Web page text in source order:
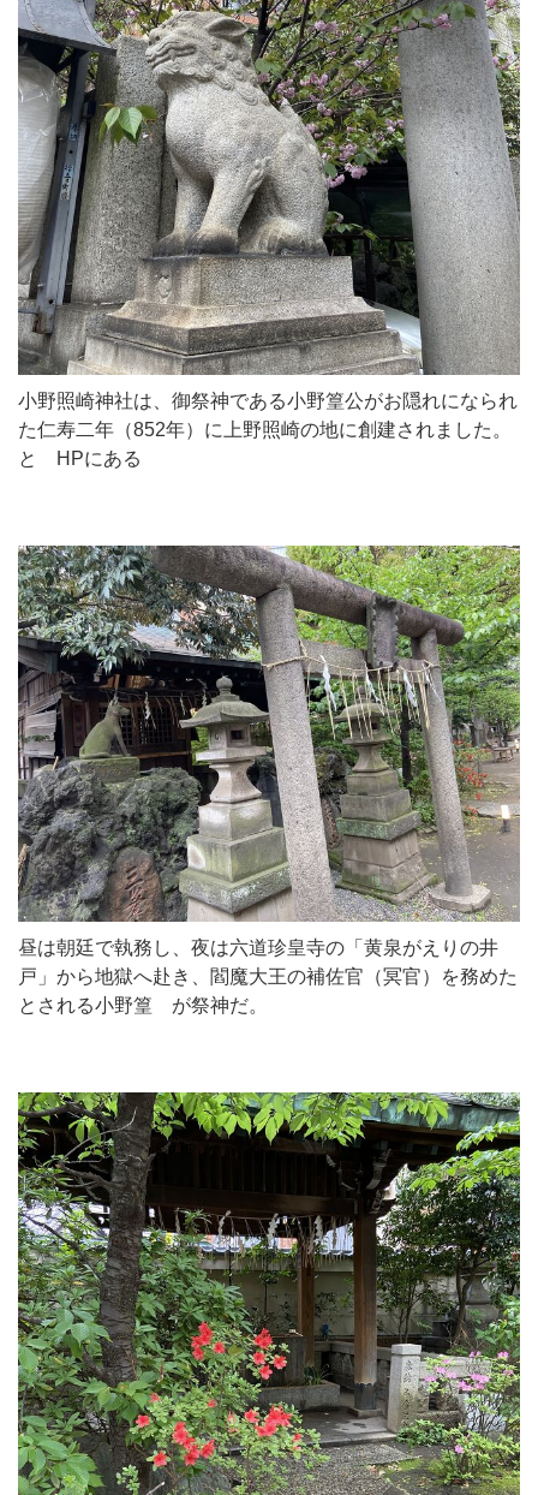
小野照崎神社は、御祭神である小野篁公がお隠れになられ
た仁寿二年（852年）に上野照崎の地に創建されました。
と HPにある
昼は朝廷で執務し、夜は六道珍皇寺の「黄泉がえりの井
戸」から地獄へ赴き、閻魔大王の補佐官（冥官）を務めた
とされる小野篁 が祭神だ。